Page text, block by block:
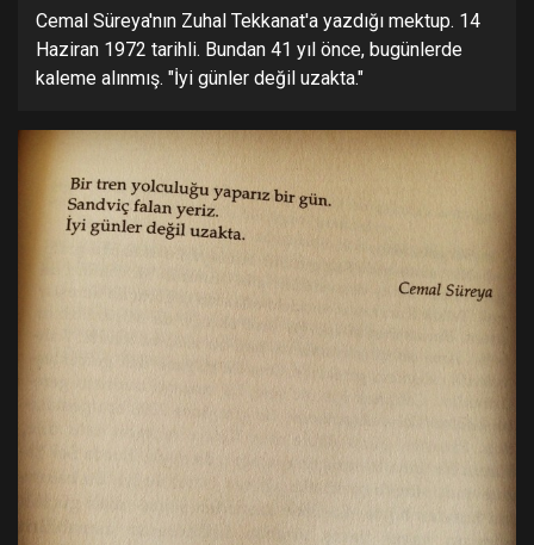
Cemal Süreya'nın Zuhal Tekkanat'a yazdığı mektup. 14
Haziran 1972 tarihli. Bundan 41 yıl önce, bugünlerde
kaleme alınmış. "İyi günler değil uzakta."